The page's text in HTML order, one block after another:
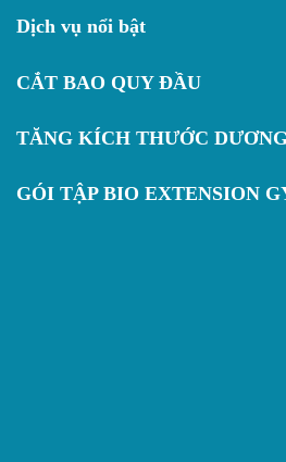
Dịch vụ nổi bật
CẮT BAO QUY ĐẦU
TĂNG KÍCH THƯỚC
GÓI TẬP BIO EXTENSION